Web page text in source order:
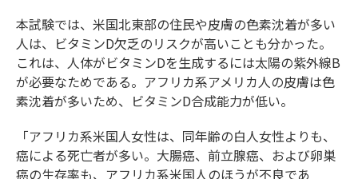
本試験では、米国北東部の住民や皮膚の色素沈着が多い
人は、ビタミンD欠乏のリスクが高いことも分かった。
これは、人体がビタミンDを生成するには太陽の紫外線B
が必要なためである。アフリカ系アメリカ人の皮膚は色
素沈着が多いため、ビタミンD合成能力が低い。
「アフリカ系米国人女性は、同年齢の白人女性よりも、
癌による死亡者が多い。大腸癌、前立腺癌、および卵巣
癌の生存率も、アフリカ系米国人のほうが不良であ